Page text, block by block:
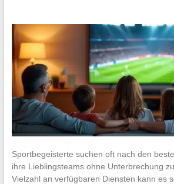
Sportbegeisterte suchen oft nach den
ihre Lieblingsteams ohne Unterbrechung
Vielzahl an verfügbaren Diensten kann es